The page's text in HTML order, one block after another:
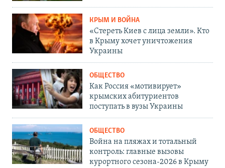
КРЫМ И ВОЙНА
«Стереть Киев с лица земли». Кто
в Крыму хочет уничтожения
Украины
ОБЩЕСТВО
Как Россия «мотивирует»
крымских абитуриентов
поступать в вузы Украины
ОБЩЕСТВО
Война на пляжах и тотальный
контроль: главные вызовы
курортного сезона-2026 в Крыму